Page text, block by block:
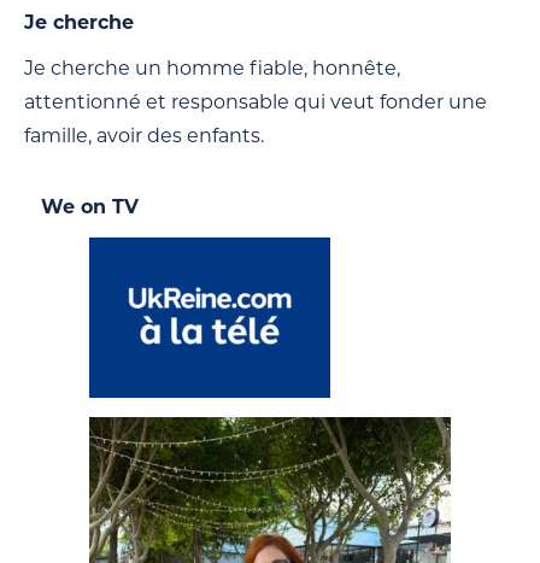
Je cherche
Je cherche un homme fiable, honnête,
attentionné et responsable qui veut fonder une
famille, avoir des enfants.
We on TV